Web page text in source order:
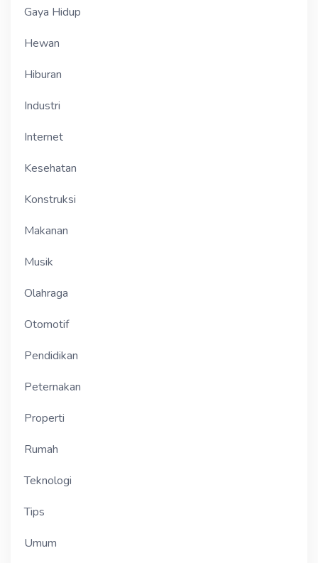
Gaya Hidup
Hewan
Hiburan
Industri
Internet
Kesehatan
Konstruksi
Makanan
Musik
Olahraga
Otomotif
Pendidikan
Peternakan
Properti
Rumah
Teknologi
Tips
Umum